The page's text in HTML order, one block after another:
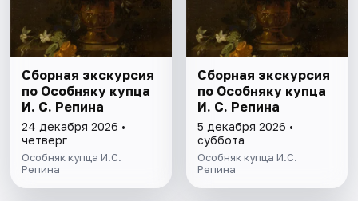
Сборная экскурсия
по Особняку купца
И. С. Репина
24 декабря 2026 •
четверг
Особняк купца И.С.
Репина
Сборная экскурсия
по Особняку купца
И. С. Репина
5 декабря 2026 •
суббота
Особняк купца И.С.
Репина